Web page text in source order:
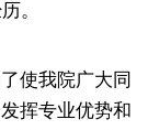
。
使我院广大同
挥专业优势和